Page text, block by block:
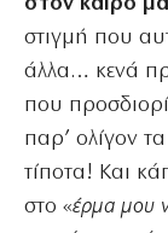
στιγμή που
άλλα… κενά
που
παρ’ ολίγον
τίποτα! Και
στο «έρμα μου